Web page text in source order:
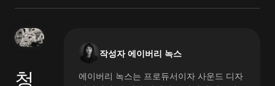
작성자 에이버리 녹스
에이버리 녹스는 프로듀서이자 사운드 디자
청